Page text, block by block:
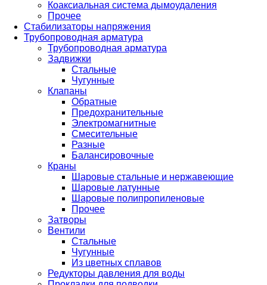
Коаксиальная система дымоудаления
Прочее
Стабилизаторы напряжения
Трубопроводная арматура
Трубопроводная арматура
Задвижки
Стальные
Чугунные
Клапаны
Обратные
Предохранительные
Электромагнитные
Смесительные
Разные
Балансировочные
Краны
Шаровые стальные и нержавеющие
Шаровые латунные
Шаровые полипропиленовые
Прочее
Затворы
Вентили
Стальные
Чугунные
Из цветных сплавов
Редукторы давления для воды